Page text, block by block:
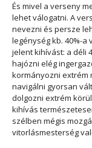
És mivel a verseny
lehet válogatni. A
nevezni és persze
legénység kb. 40%-
jelent kihívást: a déli
hajózni elég
kormányozni extrém
navigálni gyorsan
dolgozni extrém
kihívás
szélben mégis
vitorlásmesterség